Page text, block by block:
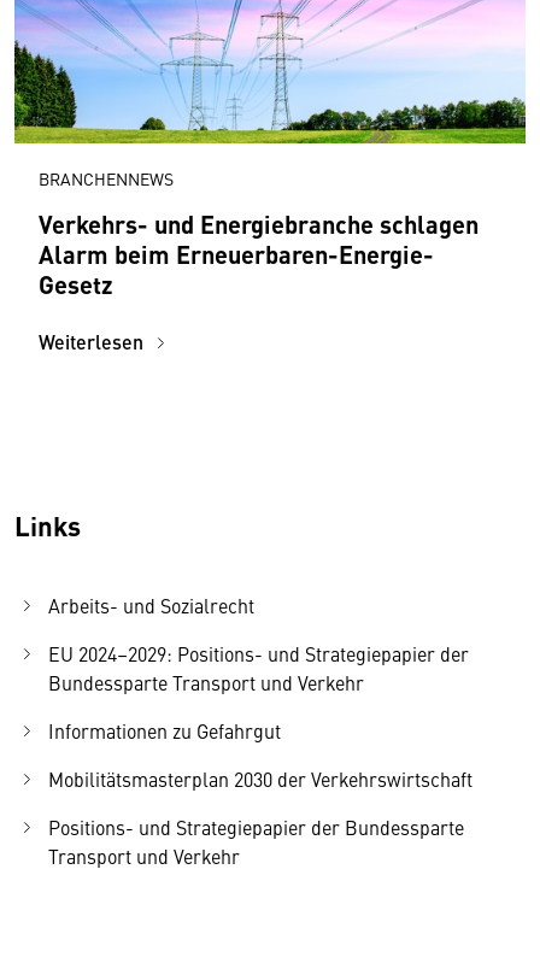
BRANCHENNEWS
Verkehrs- und Energiebranche schlagen
Alarm beim Erneuerbaren-Energie-
Gesetz
Weiterlesen
Links
Arbeits- und Sozialrecht
EU 2024–2029: Positions- und Strategiepapier der
Bundessparte Transport und Verkehr
Informationen zu Gefahrgut
Mobilitätsmasterplan 2030 der Verkehrswirtschaft
Positions- und Strategiepapier der Bundessparte
Transport und Verkehr